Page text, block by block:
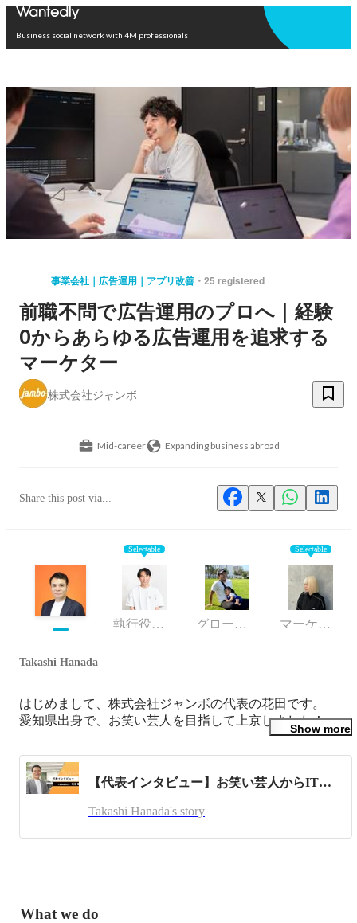
Business social network with 4M professionals
事業会社｜広告運用｜アプリ改善 25 registered
前職不問で広告運用のプロへ｜経験
0からあらゆる広告運用を追求する
マーケター
株式会社ジャンボ
Mid-career Expanding business abroad
Share this post via...
Selectable
執行役員・CMO グローバル事業部／セールスリーダー
Selectable
マーケティング
Takashi Hanada
はじめまして、株式会社ジャンボの代表の花田です。
愛知県出身で、お笑い芸人を目指して上京しました！
Andorid/iOS/Unity/サーバーサイドと様々な分野で自社サー
ビスを開発し、サービス拡大に伴い2021年4月に株式会社
Show more
【代表インタビュー】お笑い芸人からIT企業の代表に至るまで。ジャンボの創業ストーリーに迫る！
Takashi Hanada's story
What we do